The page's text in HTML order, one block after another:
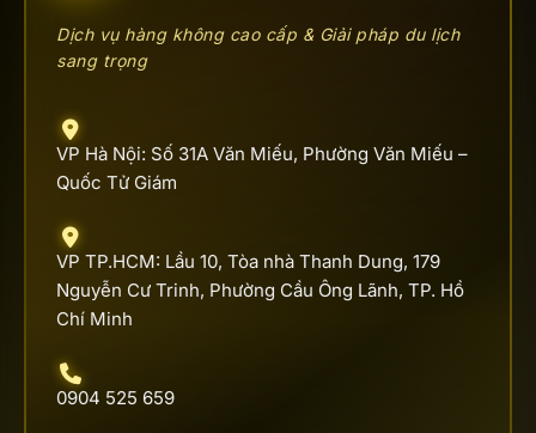
Dịch vụ hàng không cao cấp & Giải pháp du lịch
sang trọng
VP Hà Nội: Số 31A Văn Miếu, Phường Văn Miếu –
Quốc Tử Giám
VP TP.HCM: Lầu 10, Tòa nhà Thanh Dung, 179
Nguyễn Cư Trinh, Phường Cầu Ông Lãnh, TP. Hồ
Chí Minh
0904 525 659